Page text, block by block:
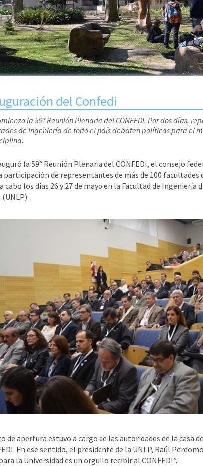
del Confedi
la 59° Reunión Plenaria del CONFEDI. Por dos días,
de Ingeniería de todo el país debaten políticas para el
la 59° Reunión Plenaria del CONFEDI, el consejo
participación de representantes de más de 100 facultades
cabo los días 26 y 27 de mayo en la Facultad de Ingeniería
de apertura estuvo a cargo de las autoridades de la casa
En ese sentido, el presidente de la UNLP, Raúl
la Universidad es un orgullo recibir al CONFEDI”.